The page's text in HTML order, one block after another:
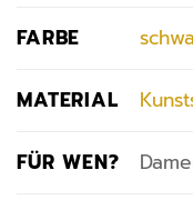
FARBE
MATERIAL
FÜR WEN?